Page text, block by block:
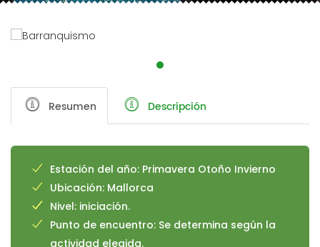
Resumen Descripción
Estación del año: Primavera Otoño Invierno
Ubicación: Mallorca
Nivel: iniciación.
Punto de encuentro: Se determina según la
actividad elegida.